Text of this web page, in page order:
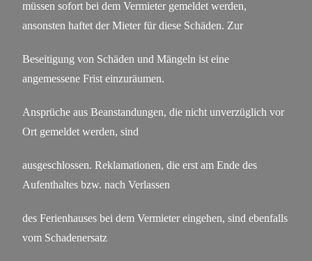
müssen sofort bei dem Vermieter gemeldet werden,
ansonsten haftet der Mieter für diese Schäden. Zur
Beseitigung von Schäden und Mängeln ist eine
angemessene Frist einzuräumen.
Ansprüche aus Beanstandungen, die nicht unverzüglich vor
Ort gemeldet werden, sind
ausgeschlossen. Reklamationen, die erst am Ende des
Aufenthaltes bzw. nach Verlassen
des Ferienhauses bei dem Vermieter eingehen, sind ebenfalls
vom Schadenersatz